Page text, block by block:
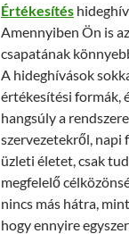
Értékesítés
Amennyiben Ön is
csapatának
A hideghívások
értékesítési formák,
hangsúly a
szervezetekről, napi
üzleti életet, csak
megfelelő
nincs más hátra,
hogy ennyire